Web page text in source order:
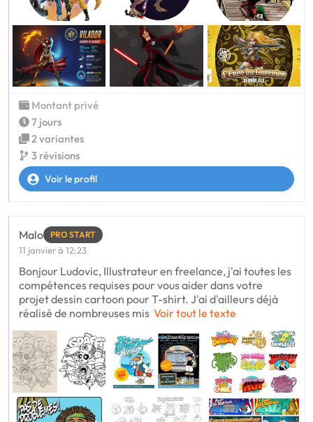
Montant privé
7 jours
2 variantes
3 révisions
Voir le profil
Malo PRO START
11 janvier à 12:23
Bonjour Ludovic, Illustrateur en freelance, j'ai toutes les
compétences requises pour vous aider dans votre
projet dessin cartoon pour T-shirt. J'ai d'ailleurs déjà
réalisé de nombreuses mis Voir tout le texte